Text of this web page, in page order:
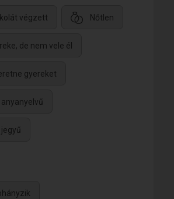
végzett Nőtlen
de nem vele él
gyereket